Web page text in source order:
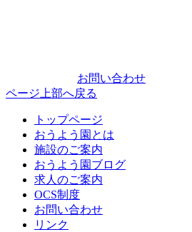
お問い合わせ
ページ上部へ戻る
トップページ
おうよう園とは
施設のご案内
おうよう園ブログ
求人のご案内
OCS制度
お問い合わせ
リンク